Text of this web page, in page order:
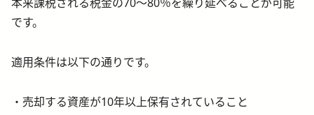
です。
適用条件は以下の通りです。
・売却する資産が10年以上保有されていること